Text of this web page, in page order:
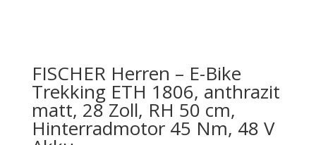
FISCHER Herren – E-Bike
Trekking ETH 1806, anthrazit
matt, 28 Zoll, RH 50 cm,
Hinterradmotor 45 Nm, 48 V